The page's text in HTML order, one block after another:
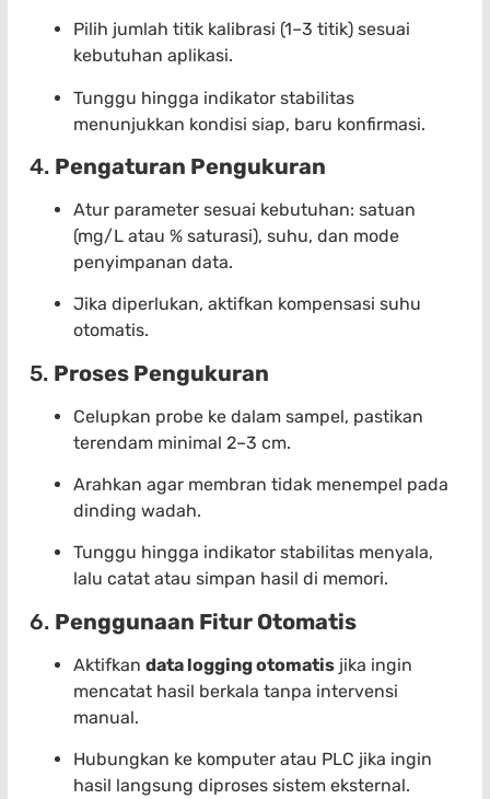
Pilih jumlah titik kalibrasi (1–3 titik) sesuai
kebutuhan aplikasi.
Tunggu hingga indikator stabilitas
menunjukkan kondisi siap, baru konfirmasi.
4. Pengaturan Pengukuran
Atur parameter sesuai kebutuhan: satuan
(mg/L atau % saturasi), suhu, dan mode
penyimpanan data.
Jika diperlukan, aktifkan kompensasi suhu
otomatis.
5. Proses Pengukuran
Celupkan probe ke dalam sampel, pastikan
terendam minimal 2–3 cm.
Arahkan agar membran tidak menempel pada
dinding wadah.
Tunggu hingga indikator stabilitas menyala,
lalu catat atau simpan hasil di memori.
6. Penggunaan Fitur Otomatis
Aktifkan data logging otomatis jika ingin
mencatat hasil berkala tanpa intervensi
manual.
Hubungkan ke komputer atau PLC jika ingin
hasil langsung diproses sistem eksternal.